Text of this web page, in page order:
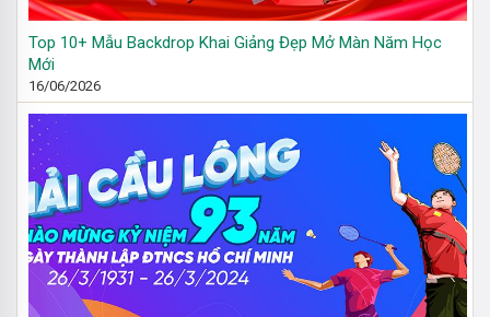
Top 10+ Mẫu Backdrop Khai Giảng Đẹp Mở Màn Năm Học
Mới
16/06/2026